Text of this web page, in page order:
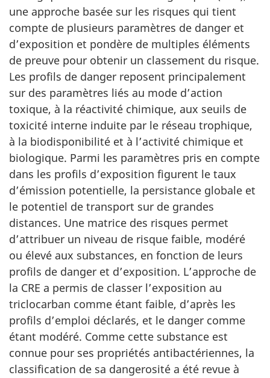
une approche basée sur les risques qui tient
compte de plusieurs paramètres de danger et
d’exposition et pondère de multiples éléments
de preuve pour obtenir un classement du risque.
Les profils de danger reposent principalement
sur des paramètres liés au mode d’action
toxique, à la réactivité chimique, aux seuils de
toxicité interne induite par le réseau trophique,
à la biodisponibilité et à l’activité chimique et
biologique. Parmi les paramètres pris en compte
dans les profils d’exposition figurent le taux
d’émission potentielle, la persistance globale et
le potentiel de transport sur de grandes
distances. Une matrice des risques permet
d’attribuer un niveau de risque faible, modéré
ou élevé aux substances, en fonction de leurs
profils de danger et d’exposition. L’approche de
la CRE a permis de classer l’exposition au
triclocarban comme étant faible, d’après les
profils d’emploi déclarés, et le danger comme
étant modéré. Comme cette substance est
connue pour ses propriétés antibactériennes, la
classification de sa dangerosité a été revue à